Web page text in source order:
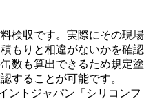
検収です。実際にその現場
もりと相違がないかを確認
数も算出できるため規定塗
することが可能です。
トジャパン「シリコンフ